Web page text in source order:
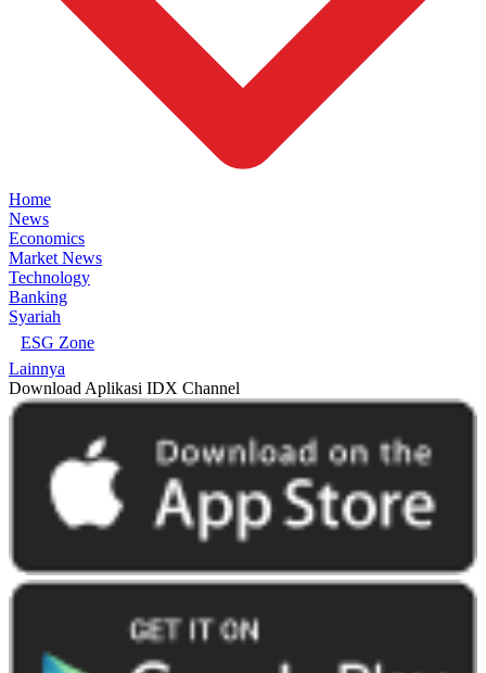
Home
News
Economics
Market News
Technology
Banking
Syariah
ESG Zone
Lainnya
Download Aplikasi IDX Channel